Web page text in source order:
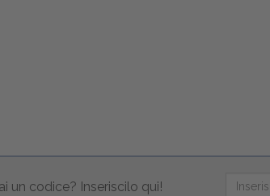
un codice? Inseriscilo qui!